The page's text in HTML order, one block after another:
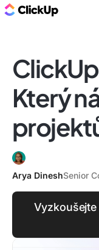
Který
Arya DineshSenior
Vyzkoušejte